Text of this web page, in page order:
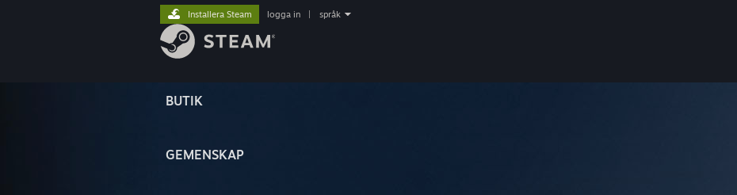
BUTIK
GEMENSKAP
Installera Steam logga in språk